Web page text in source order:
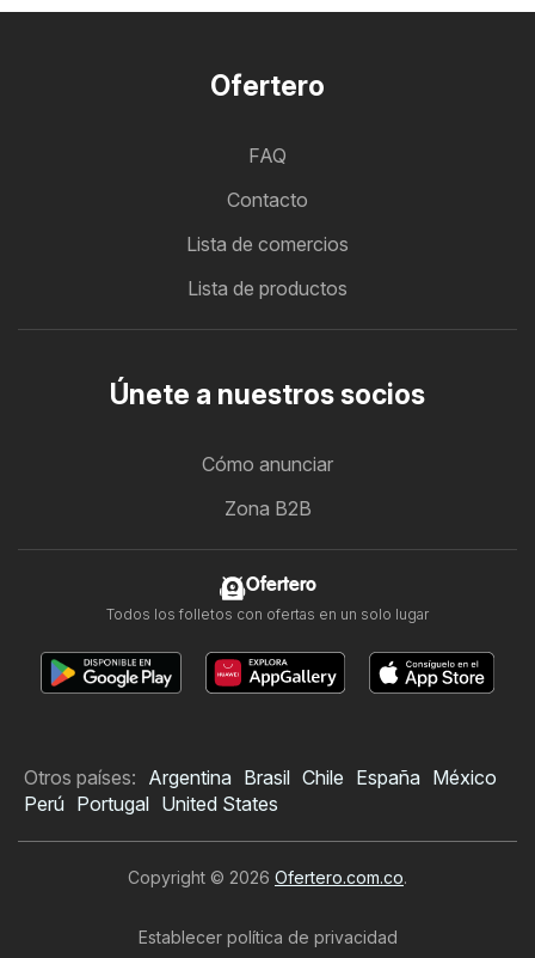
Ofertero
FAQ
Contacto
Lista de comercios
Lista de productos
Únete a nuestros socios
Cómo anunciar
Zona B2B
Ofertero
Todos los folletos con ofertas en un solo lugar
Otros países: Argentina Brasil Chile España México
Perú Portugal United States
Copyright © 2026 Ofertero.com.co.
Establecer política de privacidad